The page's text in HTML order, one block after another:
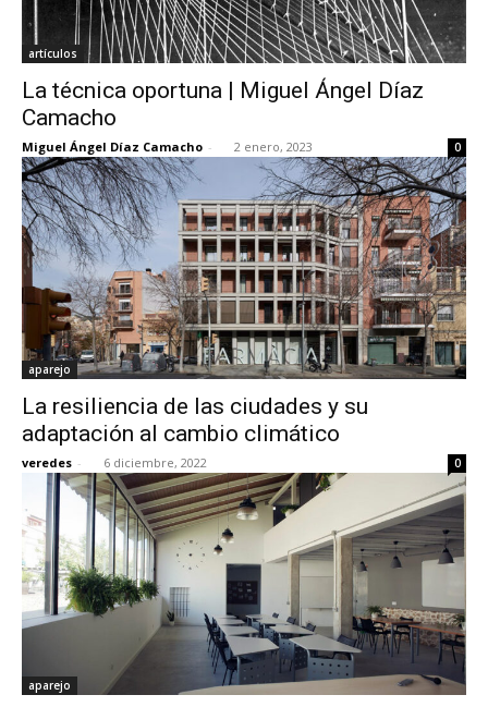
artículos
La técnica oportuna | Miguel Ángel Díaz
Camacho
Miguel Ángel Díaz Camacho - 2 enero, 2023 0
aparejo
La resiliencia de las ciudades y su
adaptación al cambio climático
veredes - 6 diciembre, 2022 0
aparejo